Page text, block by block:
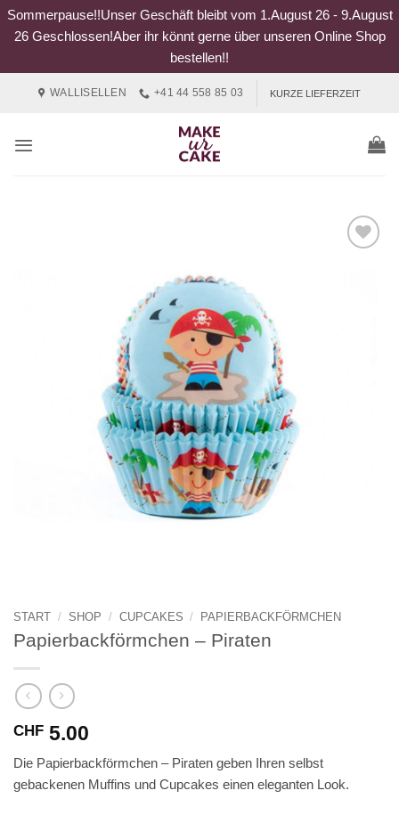
Sommerpause!!Unser Geschäft bleibt vom 1.August 26 - 9.August
26 Geschlossen!Aber ihr könnt gerne über unseren Online Shop
bestellen!!
WALLISELLEN +41 44 558 85 03 KURZE LIEFERZEIT
START / SHOP / CUPCAKES / PAPIERBACKFÖRMCHEN
Papierbackförmchen – Piraten
CHF 5.00
Die Papierbackförmchen – Piraten geben Ihren selbst
gebackenen Muffins und Cupcakes einen eleganten Look.